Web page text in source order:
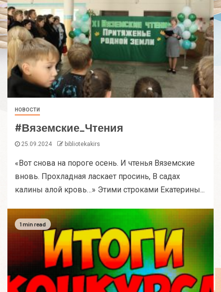
НОВОСТИ
#Вяземские_Чтения
25.09.2024 bibliotekakirs
«Вот снова на пороге осень. И чтенья Вяземские
вновь. Прохладная ласкает просинь, В садах
калины алой кровь…» Этими строками Екатерины...
1 min read